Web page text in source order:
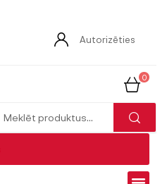
Autorizēties
0